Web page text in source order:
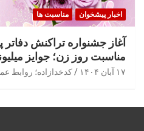
اخبار پیشخوان مناسبت ها
آغاز جشنواره تراکنش
مناسبت روز زن؛ جوایز میلیونی برای
۱۷ آبان ۱۴۰۴ کدخدازاده؛ روابط